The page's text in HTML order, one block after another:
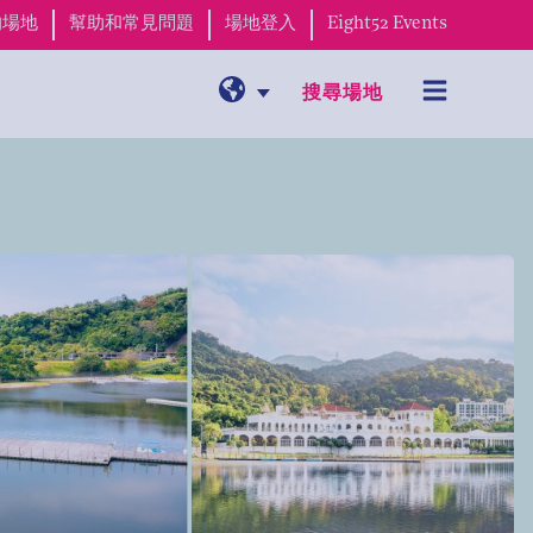
地 幫助和常見問題 場地登入 Eight52 Events
搜尋場地